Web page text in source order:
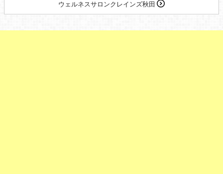
ウェルネスサロンクレインズ秋田